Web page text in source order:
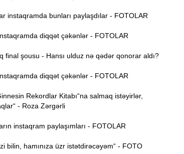
instaqramda bunları paylaşdılar - FOTOLAR
diqqət çəkənlər - FOTOLAR
şousu - Hansı ulduz nə qədər qonorar aldı?
diqqət çəkənlər - FOTOLAR
Rekordlar Kitabı“na salmaq istəyirlər,
- Roza Zərgərli
instaqram paylaşımları - FOTOLAR
bilin, hamınıza üzr istətdirəcəyəm“ - FOTO